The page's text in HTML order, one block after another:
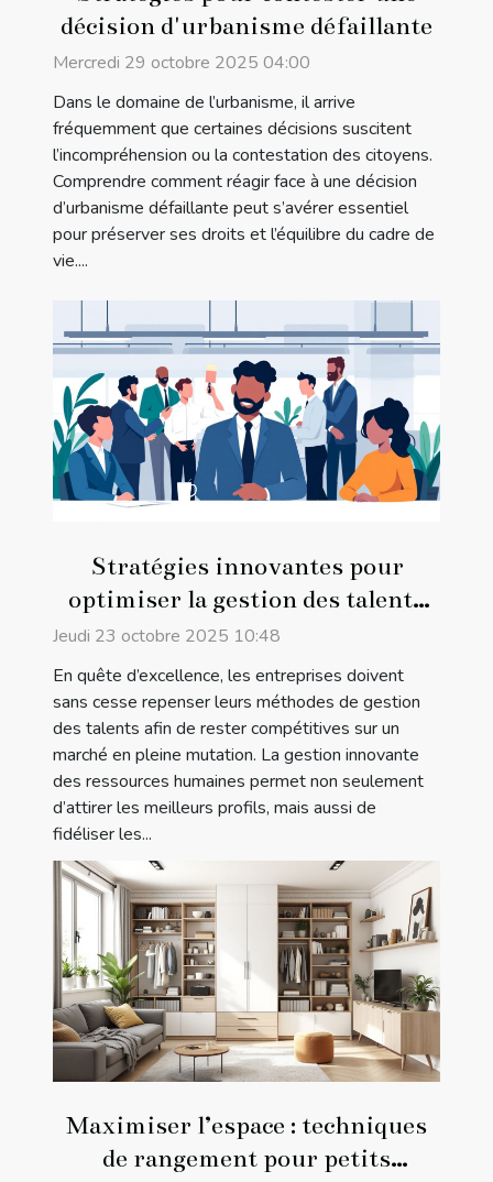
décision d'urbanisme défaillante
Mercredi 29 octobre 2025 04:00
Dans le domaine de l’urbanisme, il arrive
fréquemment que certaines décisions suscitent
l’incompréhension ou la contestation des citoyens.
Comprendre comment réagir face à une décision
d’urbanisme défaillante peut s’avérer essentiel
pour préserver ses droits et l’équilibre du cadre de
vie....
Stratégies innovantes pour
optimiser la gestion des talents
en entreprise
Jeudi 23 octobre 2025 10:48
En quête d’excellence, les entreprises doivent
sans cesse repenser leurs méthodes de gestion
des talents afin de rester compétitives sur un
marché en pleine mutation. La gestion innovante
des ressources humaines permet non seulement
d’attirer les meilleurs profils, mais aussi de
fidéliser les...
Maximiser l’espace : techniques
de rangement pour petits